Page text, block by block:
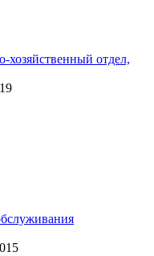
хозяйственный отдел,